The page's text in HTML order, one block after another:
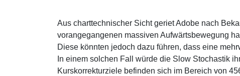
Aus charttechnischer Sicht geriet Adobe nach
vorangegangenen massiven Aufwärtsbewegung
Diese könnten jedoch dazu führen, dass eine
In einem solchen Fall würde die Slow Stochastik
Kurskorrekturziele befinden sich im Bereich von